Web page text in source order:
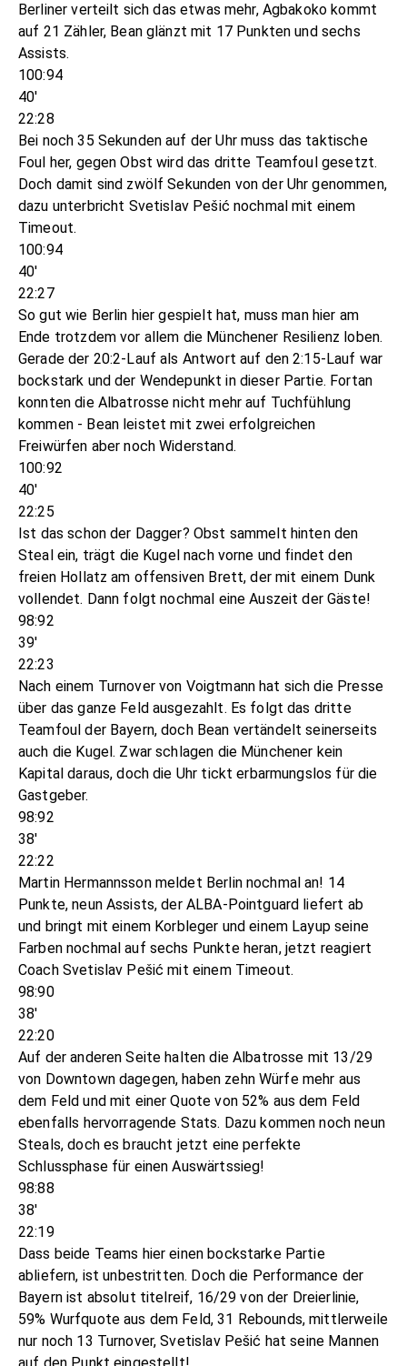
Berliner verteilt sich das etwas mehr, Agbakoko kommt
auf 21 Zähler, Bean glänzt mit 17 Punkten und sechs
Assists.
100:94
40'
22:28
Bei noch 35 Sekunden auf der Uhr muss das taktische
Foul her, gegen Obst wird das dritte Teamfoul gesetzt.
Doch damit sind zwölf Sekunden von der Uhr genommen,
dazu unterbricht Svetislav Pešić nochmal mit einem
Timeout.
100:94
40'
22:27
So gut wie Berlin hier gespielt hat, muss man hier am
Ende trotzdem vor allem die Münchener Resilienz loben.
Gerade der 20:2-Lauf als Antwort auf den 2:15-Lauf war
bockstark und der Wendepunkt in dieser Partie. Fortan
konnten die Albatrosse nicht mehr auf Tuchfühlung
kommen - Bean leistet mit zwei erfolgreichen
Freiwürfen aber noch Widerstand.
100:92
40'
22:25
Ist das schon der Dagger? Obst sammelt hinten den
Steal ein, trägt die Kugel nach vorne und findet den
freien Hollatz am offensiven Brett, der mit einem Dunk
vollendet. Dann folgt nochmal eine Auszeit der Gäste!
98:92
39'
22:23
Nach einem Turnover von Voigtmann hat sich die Presse
über das ganze Feld ausgezahlt. Es folgt das dritte
Teamfoul der Bayern, doch Bean vertändelt seinerseits
auch die Kugel. Zwar schlagen die Münchener kein
Kapital daraus, doch die Uhr tickt erbarmungslos für die
Gastgeber.
98:92
38'
22:22
Martin Hermannsson meldet Berlin nochmal an! 14
Punkte, neun Assists, der ALBA-Pointguard liefert ab
und bringt mit einem Korbleger und einem Layup seine
Farben nochmal auf sechs Punkte heran, jetzt reagiert
Coach Svetislav Pešić mit einem Timeout.
98:90
38'
22:20
Auf der anderen Seite halten die Albatrosse mit 13/29
von Downtown dagegen, haben zehn Würfe mehr aus
dem Feld und mit einer Quote von 52% aus dem Feld
ebenfalls hervorragende Stats. Dazu kommen noch neun
Steals, doch es braucht jetzt eine perfekte
Schlussphase für einen Auswärtssieg!
98:88
38'
22:19
Dass beide Teams hier einen bockstarke Partie
abliefern, ist unbestritten. Doch die Performance der
Bayern ist absolut titelreif, 16/29 von der Dreierlinie,
59% Wurfquote aus dem Feld, 31 Rebounds, mittlerweile
nur noch 13 Turnover, Svetislav Pešić hat seine Mannen